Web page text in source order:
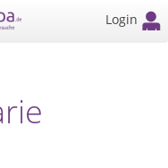
Login